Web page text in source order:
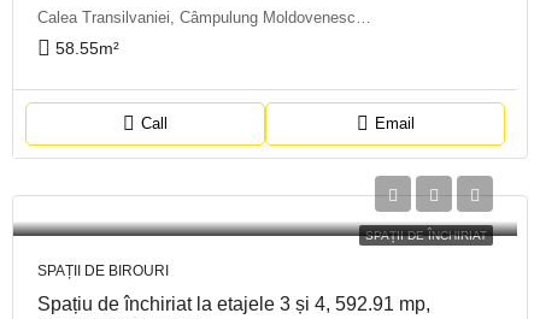
Calea Transilvaniei, Câmpulung Moldovenesc, Suceava, 725100, România
58.55m²
Call Email
SPAȚII DE ÎNCHIRIAT
SPAȚII DE BIROURI
Spațiu de închiriat la etajele 3 și 4, 592.91 mp,